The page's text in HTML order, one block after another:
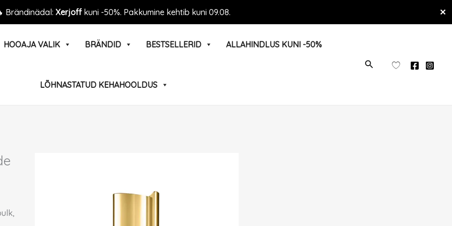
Brändinädal: Xerjoffkuni -50%. Pakkumine kehtib kuni 09.08. ✕
HOOAJA VALIK BRÄNDID BESTSELLERID ALLAHINDLUS KUNI -50%
LÕHNASTATUD KEHAHOOLDUS
OTSI